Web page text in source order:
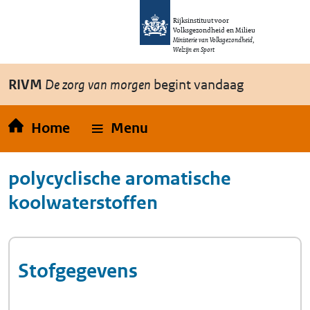
Overslaan en naar de inhoud gaan
Rijksinstituut voor
Volksgezondheid en Milieu
Ministerie van Volksgezondheid,
Welzijn en Sport
RIVM De zorg van morgen begint vandaag
Home Menu
polycyclische aromatische
koolwaterstoffen
Stofgegevens